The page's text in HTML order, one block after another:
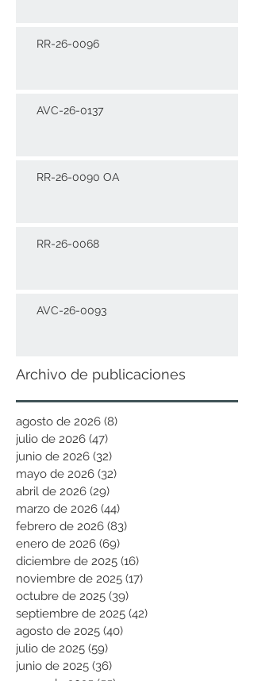
RR-26-0096
AVC-26-0137
RR-26-0090 OA
RR-26-0068
AVC-26-0093
Archivo de publicaciones
agosto de 2026 (8)
julio de 2026 (47)
junio de 2026 (32)
mayo de 2026 (32)
abril de 2026 (29)
marzo de 2026 (44)
febrero de 2026 (83)
enero de 2026 (69)
diciembre de 2025 (16)
noviembre de 2025 (17)
octubre de 2025 (39)
septiembre de 2025 (42)
agosto de 2025 (40)
julio de 2025 (59)
junio de 2025 (36)